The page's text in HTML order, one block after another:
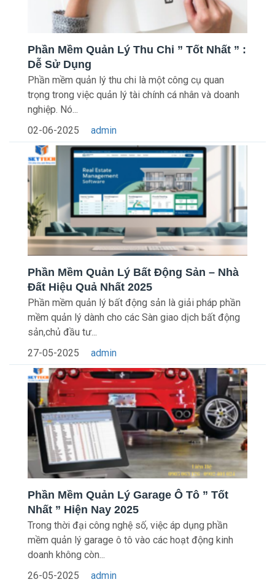
Phần Mềm Quản Lý Thu Chi ” Tốt Nhất ” :
Dễ Sử Dụng
Phần mềm quản lý thu chi là một công cụ quan
trọng trong việc quản lý tài chính cá nhân và doanh
nghiệp. Nó...
02-06-2025
admin
Phần Mềm Quản Lý Bất Động Sản – Nhà
Đất Hiệu Quả Nhất 2025
Phần mềm quản lý bất động sản là giải pháp phần
mềm quản lý dành cho các Sàn giao dịch bất động
sản,chủ đầu tư...
27-05-2025
admin
Phần Mềm Quản Lý Garage Ô Tô ” Tốt
Nhất ” Hiện Nay 2025
Trong thời đại công nghệ số, việc áp dụng phần
mềm quản lý garage ô tô vào các hoạt động kinh
doanh không còn...
26-05-2025
admin